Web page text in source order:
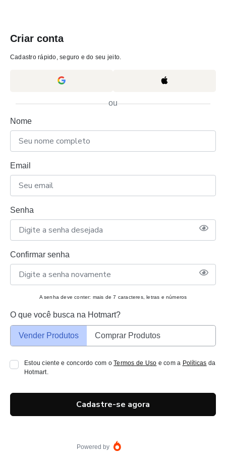
Criar conta
Cadastro rápido, seguro e do seu jeito.
ou
Nome
Email
Senha
Confirmar senha
A senha deve conter: mais de 7 caracteres, letras e números
O que você busca na Hotmart?
Vender Produtos Comprar Produtos
Estou ciente e concordo com oTermos de Uso e com a Políticas da
Hotmart.
Cadastre-se agora
Powered by